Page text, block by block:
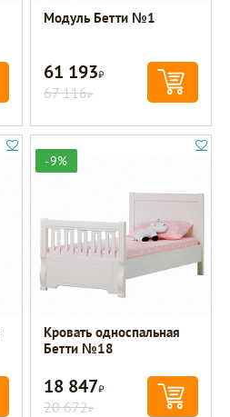
Модуль Бетти №1
61 193Р
67 116Р
-9%
Кровать односпальная
Бетти №18
18 847Р
20 672Р